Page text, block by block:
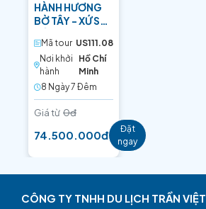
HÀNH HƯƠNG
BỜ TÂY - XỨ SỞ
Mã tour US111.08
Nơi khởi
hành
Hồ Chí
Minh
8 Ngày 7 Ðêm
Giá từ 0đ
74.500.000đ
Đặt
ngay
CÔNG TY TNHH DU LỊCH TRẦN VIỆT